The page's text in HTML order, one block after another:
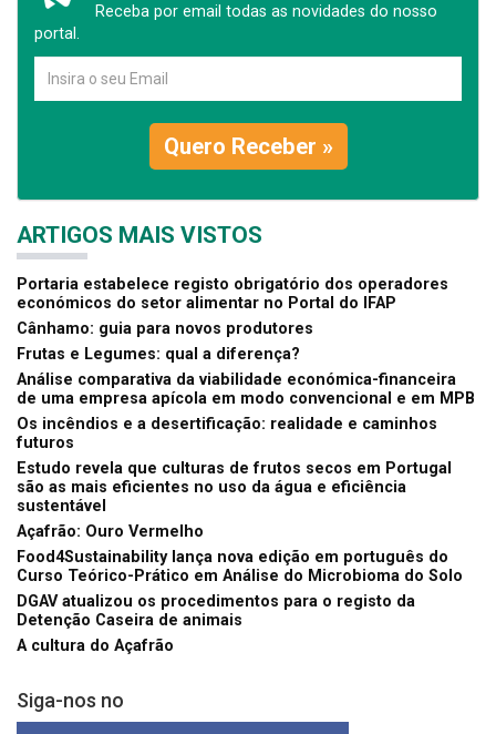
Receba por email todas as novidades do nosso
portal.
Quero Receber »
ARTIGOS MAIS VISTOS
Portaria estabelece registo obrigatório dos operadores
económicos do setor alimentar no Portal do IFAP
Cânhamo: guia para novos produtores
Frutas e Legumes: qual a diferença?
Análise comparativa da viabilidade económica-financeira
de uma empresa apícola em modo convencional e em MPB
Os incêndios e a desertificação: realidade e caminhos
futuros
Estudo revela que culturas de frutos secos em Portugal
são as mais eficientes no uso da água e eficiência
sustentável
Açafrão: Ouro Vermelho
Food4Sustainability lança nova edição em português do
Curso Teórico-Prático em Análise do Microbioma do Solo
DGAV atualizou os procedimentos para o registo da
Detenção Caseira de animais
A cultura do Açafrão
Siga-nos no